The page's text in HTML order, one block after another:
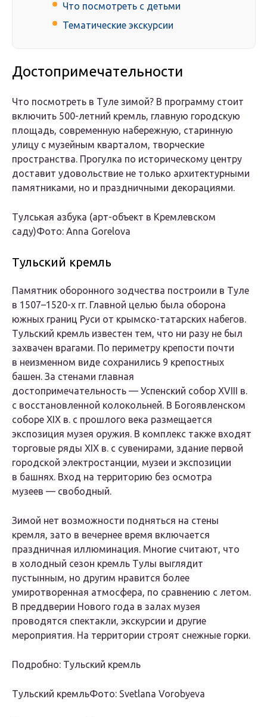
Что посмотреть с детьми
Тематические экскурсии
Достопримечательности
Что посмотреть в Туле зимой? В программу стоит
включить 500-летний кремль, главную городскую
площадь, современную набережную, старинную
улицу с музейным кварталом, творческие
пространства. Прогулка по историческому центру
доставит удовольствие не только архитектурными
памятниками, но и праздничными декорациями.
Тулськая азбука (арт-объект в Кремлевском
саду)Фото: Anna Gorelova
Тульский кремль
Памятник оборонного зодчества построили в Туле
в 1507–1520-х гг. Главной целью была оборона
южных границ Руси от крымско-татарских набегов.
Тульский кремль известен тем, что ни разу не был
захвачен врагами. По периметру крепости почти
в неизменном виде сохранились 9 крепостных
башен. За стенами главная
достопримечательность — Успенский собор XVIII в.
с восстановленной колокольней. В Богоявленском
соборе XIX в. с прошлого века размещается
экспозиция музея оружия. В комплекс также входят
торговые ряды XIX в. с сувенирами, здание первой
городской электростанции, музеи и экспозиции
в башнях. Вход на территорию без осмотра
музеев — свободный.
Зимой нет возможности подняться на стены
кремля, зато в вечернее время включается
праздничная иллюминация. Многие считают, что
в холодный сезон кремль Тулы выглядит
пустынным, но другим нравится более
умиротворенная атмосфера, по сравнению с летом.
В преддверии Нового года в залах музея
проводятся спектакли, экскурсии и другие
мероприятия. На территории строят снежные горки.
Подробно: Тульский кремль
Тульский кремльФото: Svetlana Vorobyeva